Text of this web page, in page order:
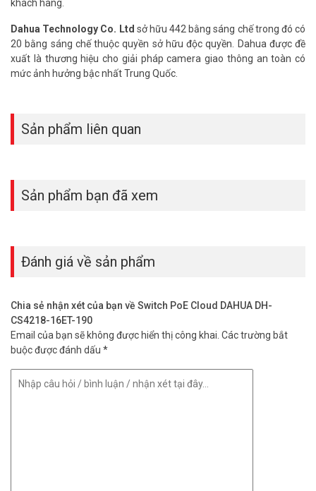
khách hàng.
Dahua Technology Co. Ltd sở hữu 442 bằng sáng chế trong đó có
20 bằng sáng chế thuộc quyền sở hữu độc quyền. Dahua được đề
xuất là thương hiệu cho giải pháp camera giao thông an toàn có
mức ảnh hưởng bậc nhất Trung Quốc.
Sản phẩm liên quan
Sản phẩm bạn đã xem
Đánh giá về sản phẩm
Chia sẻ nhận xét của bạn về Switch PoE Cloud DAHUA DH-
CS4218-16ET-190
Email của bạn sẽ không được hiển thị công khai. Các trường bắt
buộc được đánh dấu *